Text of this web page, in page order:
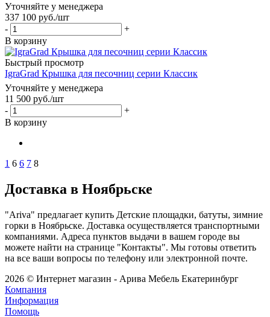
Уточняйте у менеджера
337 100 руб./шт
-
+
В корзину
Быстрый просмотр
IgraGrad Крышка для песочниц серии Классик
Уточняйте у менеджера
11 500 руб./шт
-
+
В корзину
1 6 6 7 8
Доставка в Ноябрьске
"Ariva" предлагает купить Детские площадки, батуты, зимние
горки в Ноябрьске. Доставка осуществляется транспортными
компаниями. Адреса пунктов выдачи в вашем городе вы
можете найти на странице "Контакты". Мы готовы ответить
на все ваши вопросы по телефону или электронной почте.
2026 © Интернет магазин - Арива Мебель Екатеринбург
Компания
Информация
Помощь